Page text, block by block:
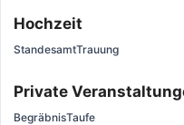
Hochzeit
StandesamtTrauung
Private
BegräbnisTaufe